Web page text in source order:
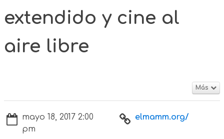
extendido y cine al
aire libre
Más
mayo 18, 2017 2:00
pm
elmamm.org/